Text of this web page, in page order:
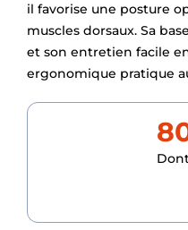
il favorise une posture
muscles dorsaux. Sa
et son entretien facile
ergonomique pratique